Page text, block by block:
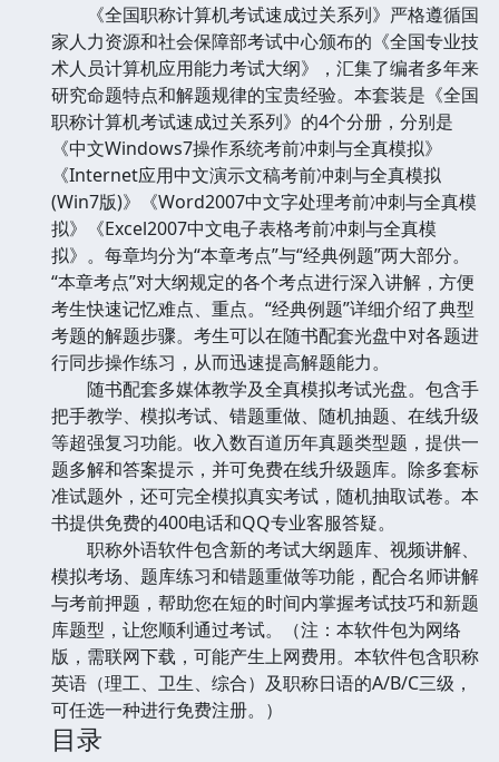
《全国职称计算机考试速成过关系列》严格遵循国
家人力资源和社会保障部考试中心颁布的《全国专业技
术人员计算机应用能力考试大纲》，汇集了编者多年来
研究命题特点和解题规律的宝贵经验。本套装是《全国
职称计算机考试速成过关系列》的4个分册，分别是
《中文Windows7操作系统考前冲刺与全真模拟》
《Internet应用中文演示文稿考前冲刺与全真模拟
(Win7版)》《Word2007中文字处理考前冲刺与全真模
拟》《Excel2007中文电子表格考前冲刺与全真模
拟》。每章均分为“本章考点”与“经典例题”两大部分。
“本章考点”对大纲规定的各个考点进行深入讲解，方便
考生快速记忆难点、重点。“经典例题”详细介绍了典型
考题的解题步骤。考生可以在随书配套光盘中对各题进
行同步操作练习，从而迅速提高解题能力。
随书配套多媒体教学及全真模拟考试光盘。包含手
把手教学、模拟考试、错题重做、随机抽题、在线升级
等超强复习功能。收入数百道历年真题类型题，提供一
题多解和答案提示，并可免费在线升级题库。除多套标
准试题外，还可完全模拟真实考试，随机抽取试卷。本
书提供免费的400电话和QQ专业客服答疑。
职称外语软件包含新的考试大纲题库、视频讲解、
模拟考场、题库练习和错题重做等功能，配合名师讲解
与考前押题，帮助您在短的时间内掌握考试技巧和新题
库题型，让您顺利通过考试。（注：本软件包为网络
版，需联网下载，可能产生上网费用。本软件包含职称
英语（理工、卫生、综合）及职称日语的A/B/C三级，
可任选一种进行免费注册。）
目录